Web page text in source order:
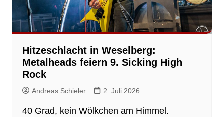
Hitzeschlacht in Weselberg:
Metalheads feiern 9. Sicking High
Rock
Andreas Schieler 2. Juli 2026
40 Grad, kein Wölkchen am Himmel.